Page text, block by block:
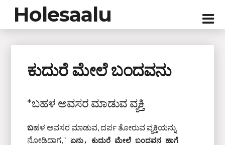
Holesaalu
ಕುದುರೆ ಮೇಲೆ ಬಂದವನು
*ಬಹಳ ಅವಸರ ಮಾಡುವ ವ್ಯಕ್ತಿ
ಬಹಳ ಅವಸರ ಮಾಡುವ, ದರ್ಪ ತೋರುವ ವ್ಯಕ್ತಿಯನ್ನು
ನೋಡಿದಾಗ, ` ಏನು, ಕುದುರೆ ಮೇಲೆ ಬಂದವನ ಹಾಗೆ